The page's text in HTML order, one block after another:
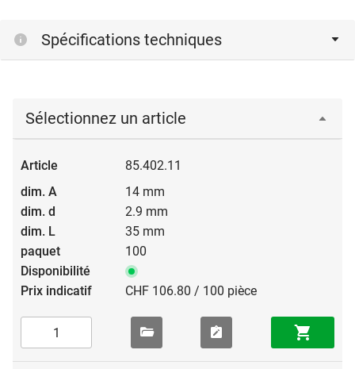
Spécifications techniques
Sélectionnez un article
85.402.11
14 mm
2.9 mm
35 mm
100
CHF 106.80 / 100 pièce